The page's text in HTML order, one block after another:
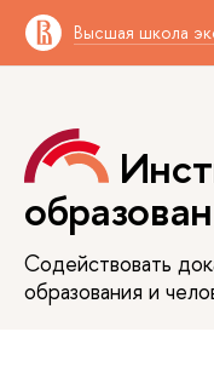
Высшая школа
Содействовать
образования и